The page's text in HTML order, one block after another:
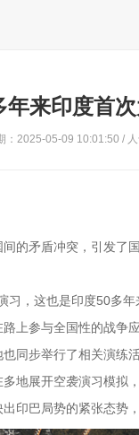
来印度首
：2025-05-09 10:01:50 /
的矛盾冲突，引发了
，这也是印度50多
上参与全国性的战争
同步举行了相关演练
地展开空袭演习模拟
印巴局势的紧张态势